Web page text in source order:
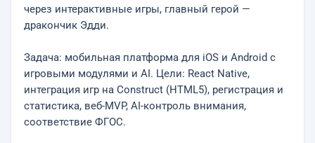
через интерактивные игры, главный герой —
дракончик Эдди.
Задача: мобильная платформа для iOS и Android с
игровыми модулями и AI. Цели: React Native,
интеграция игр на Construct (HTML5), регистрация и
статистика, веб-MVP, AI-контроль внимания,
соответствие ФГОС.